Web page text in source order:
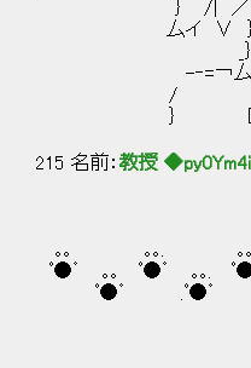
｝ /| ／｝人 ′
厶イ ∨ ｝
_｝ /r┘ ┘ .
-‐=￢厶イ┘∥ 〕
/ _｣ {{＿＿
｝ 〔_r-冖-冖
215 名前： 教授
｡｡ ｡｡.
ﾟ●゜ ｡｡ ﾟ●゜ ｡｡. ﾟ
ﾟ●゜ .ﾟ●゜